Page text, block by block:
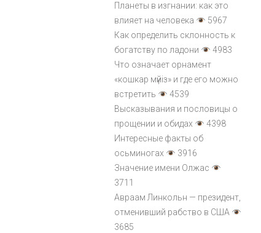
Планеты в изгнании: как это
влияет на человека
5967
Как определить склонность к
богатству по ладони
4983
Что означает орнамент
«кошкар мүйіз» и где его можно
встретить
4539
Высказывания и пословицы о
прощении и обидах
4398
Интересные факты об
осьминогах
3916
Значение имени Олжас
3711
Авраам Линкольн — президент,
отменивший рабство в США
3685